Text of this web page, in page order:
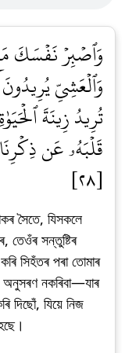
وَٱصۡبِرۡ نَفۡسَكَ
وَٱلۡعَشِيِّ
تُرِيدُ زِينَةَ
قَلۡبَهُۥ عَن
[٢٨]
সৈতে, যিসকলে
তেওঁৰ সন্তুষ্টিৰ
সিহঁতৰ পৰা তোমাৰ
অনুসৰণ নকৰিবা—যাৰ
দিছোঁ, যিয়ে নিজ